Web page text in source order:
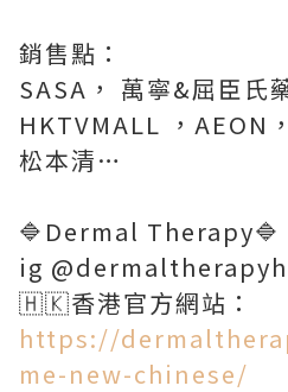
銷售點：
SASA， 萬寧&屈臣氏
HKTVMALL ，AEON
松本清…
🔷Dermal Therapy🔷
ig
🇭🇰香港官方網站：
https://
me-new-chinese/